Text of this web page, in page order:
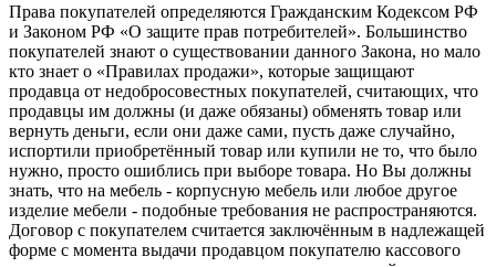
Права покупателей определяются Гражданским Кодексом РФ
и Законом РФ «О защите прав потребителей». Большинство
покупателей знают о существовании данного Закона, но мало
кто знает о «Правилах продажи», которые защищают
продавца от недобросовестных покупателей, считающих, что
продавцы им должны (и даже обязаны) обменять товар или
вернуть деньги, если они даже сами, пусть даже случайно,
испортили приобретённый товар или купили не то, что было
нужно, просто ошиблись при выборе товара. Но Вы должны
знать, что на мебель - корпусную мебель или любое другое
изделие мебели - подобные требования не распространяются.
Договор с покупателем считается заключённым в надлежащей
форме с момента выдачи продавцом покупателю кассового